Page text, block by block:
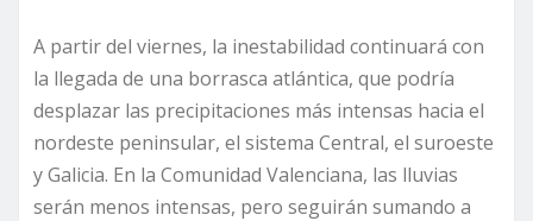
A partir del viernes, la inestabilidad continuará con
la llegada de una borrasca atlántica, que podría
desplazar las precipitaciones más intensas hacia el
nordeste peninsular, el sistema Central, el suroeste
y Galicia. En la Comunidad Valenciana, las lluvias
serán menos intensas, pero seguirán sumando a